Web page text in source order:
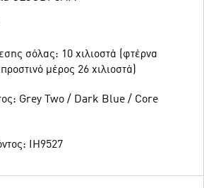
σόλας: 10 χιλιοστά (φτέρνα
μέρος 26 χιλιοστά)
Grey Two / Dark Blue / Core
IH9527